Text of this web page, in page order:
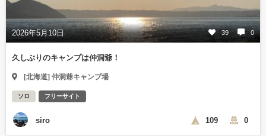
2026年5月10日 39 0
久しぶりのキャンプは仲洞爺！
[北海道] 仲洞爺キャンプ場
ソロ フリーサイト
siro 109 0